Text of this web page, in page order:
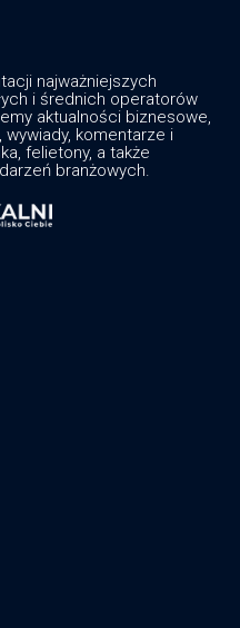
najważniejszych
i średnich operatorów
aktualności biznesowe,
komentarze i
felietony, a także
branżowych.